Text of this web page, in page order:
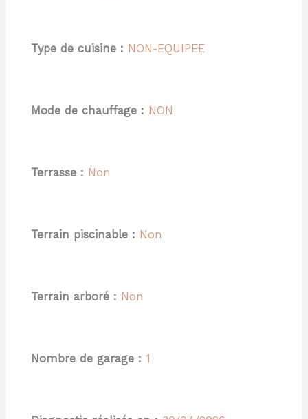
Type de cuisine : NON-EQUIPEE
Mode de chauffage : NON
Terrasse : Non
Terrain piscinable : Non
Terrain arboré : Non
Nombre de garage : 1